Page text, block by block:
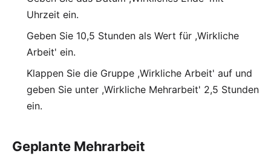
Uhrzeit ein.
Geben Sie 10,5 Stunden als Wert für ,Wirkliche
Arbeit' ein.
Klappen Sie die Gruppe ,Wirkliche Arbeit' auf und
geben Sie unter ,Wirkliche Mehrarbeit' 2,5 Stunden
ein.
Geplante Mehrarbeit